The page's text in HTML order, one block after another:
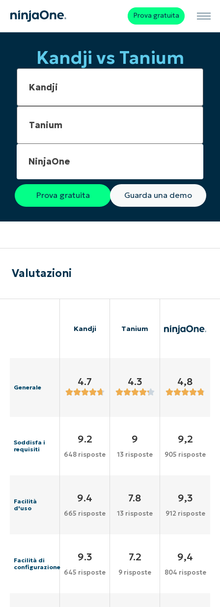
Prova gratuita
Kandji vs Tanium
NinjaOne
Prova gratuita Guarda una demo
Valutazioni
Kandji Tanium
Generale 4.7 4.3 4,8
Soddisfa i
requisiti
9.2
648 risposte
9
13 risposte
9,2
905 risposte
Facilità
d'uso
9.4
665 risposte
7.8
13 risposte
9,3
912 risposte
Facilità di
configurazione
9.3
645 risposte
7.2
9 risposte
9,4
804 risposte